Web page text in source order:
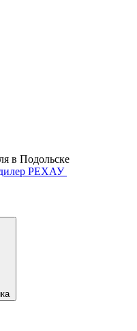
в Подольске
РЕХАУ